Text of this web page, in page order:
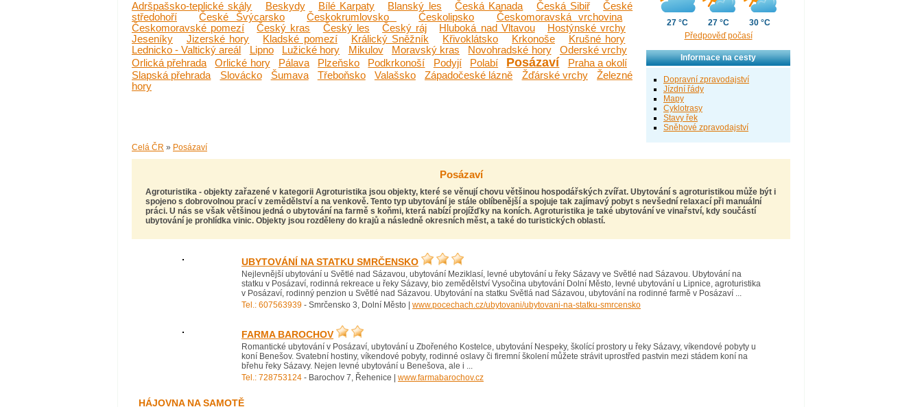
Adršpašsko-teplické skály Beskydy Bílé Karpaty Blanský les Česká Kanada Česká Sibiř
České
středohoří
České Švýcarsko Českokrumlovsko Českolipsko
Českomoravská vrchovina
Českomoravské pomezí
Český kras Český les Český ráj Hluboká nad Vltavou
Hostýnské vrchy
Jeseníky
Jizerské hory Kladské pomezí Králický Sněžník Křivoklátsko Krkonoše
Krušné hory
Lednicko - Valtický areál
Lipno Lužické hory Mikulov Moravský kras Novohradské hory
Oderské vrchy
Orlická přehrada
Orlické hory Pálava Plzeňsko Podkrkonoší Podyjí Polabí Posázaví
Praha a okolí
Slapská přehrada
Slovácko Šumava Třeboňsko Valašsko Západočeské lázně Žďárské vrchy
Železné
hory
27 °C 27 °C
30 °C
Předpověď počasí
Informace na cesty
Dopravní zpravodajství
Jízdní řády
Mapy
Cyklotrasy
Stavy řek
Sněhové zpravodajství
Celá ČR » Posázaví
Posázaví
Agroturistika - objekty zařazené v kategorii Agroturistika jsou objekty, které se věnují chovu většinou hospodářských zvířat. Ubytování s agroturistikou může být i
spojeno s dobrovolnou prací v zemědělství a na venkově. Tento typ ubytování je stále oblíbenější a spojuje tak zajímavý pobyt s nevšední relaxací při manuální
práci. U nás se však většinou jedná o ubytování na farmě s koňmi, která nabízí projížďky na koních. Agroturistika je také ubytování ve vinařství, kdy součástí
ubytování je prohlídka vinic. Objekty jsou rozděleny do krajů a následně okresních měst, a také do turistických oblastí.
UBYTOVÁNÍ NA STATKU SMRČENSKO
Nejlevnější ubytování u Světlé nad Sázavou, ubytování Meziklasí, levné ubytování u řeky Sázavy ve Světlé nad Sázavou. Ubytování na
statku v Posázaví, rodinná rekreace u řeky Sázavy, bio zemědělství Vysočina ubytování Dolní Město, levné ubytování u Lipnice, agroturistika
v Posázaví, rodinný penzion u Světlé nad Sázavou. Ubytování na statku Světlá nad Sázavou, ubytování na rodinné farmě v Posázaví ...
Tel.: 607563939 - Smrčensko 3, Dolní Město | www.pocechach.cz/ubytovani/ubytovani-na-statku-smrcensko
FARMA BAROCHOV
Romantické ubytování v Posázaví, ubytování u Zbořeného Kostelce, ubytování Nespeky, školící prostory u řeky Sázavy, víkendové pobyty u
koní Benešov. Svatební hostiny, víkendové pobyty, rodinné oslavy či firemní školení můžete strávit uprostřed pastvin mezi stádem koní na
břehu řeky Sázavy. Nejen levné ubytování u Benešova, ale i ...
Tel.: 728753124 - Barochov 7, Řehenice | www.farmabarochov.cz
HÁJOVNA NA SAMOTĚ